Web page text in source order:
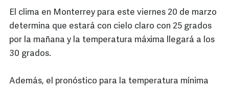
El clima en Monterrey para este viernes 20 de marzo
determina que estará con cielo claro con 25 grados
por la mañana y la temperatura máxima llegará a los
30 grados.
Además, el pronóstico para la temperatura mínima